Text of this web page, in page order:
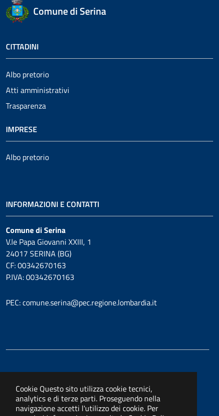
Cookie Questo sito utilizza cookie tecnici,
analytics e di terze parti. Proseguendo nella
navigazione accetti l'utilizzo dei cookie. Per
Comune di Serina
CITTADINI
Albo pretorio
Atti amministrativi
Trasparenza
IMPRESE
Albo pretorio
INFORMAZIONI E CONTATTI
Comune di Serina
V.le Papa Giovanni XXIII, 1
24017 SERINA (BG)
CF: 00342670163
P.IVA: 00342670163
PEC: comune.serina@pec.regione.lombardia.it